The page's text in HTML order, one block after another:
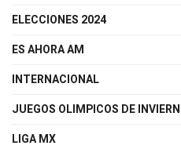
ELECCIONES 2024
ES AHORA AM
INTERNACIONAL
JUEGOS OLIMPICOS DE
LIGA MX